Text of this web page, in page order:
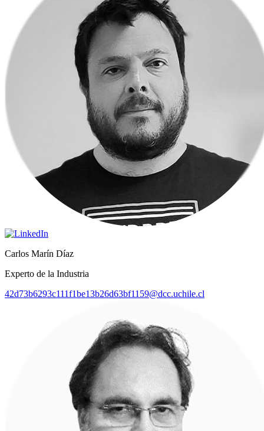
Carlos Marín Díaz
Experto de la Industria
42d73b6293c111f1be13b26d63bf1159@dcc.uchile.cl